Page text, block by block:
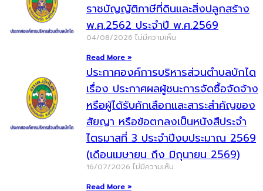
ราชบัญญัติภาษีที่ดินและสิ่งปลูกสร้าง
พ.ศ.2562 ประจำปี พ.ศ.2569
04/08/2026 ไม่มีความเห็น
Read More »
ประกาศองค์การบริหารส่วนตำบลบักได
เรื่อง ประกาศผลผู้ชนะการจัดซื้อจัดจ้าง
หรือผู้ได้รับคักเลือกและสาระสำคัญของ
สัยญา หรือข้อตกลงเป็นหนังสืประจำ
ไตรมาสที่ 3 ประจำปีงบประมาณ 2569
(เดือนเมษายน ถึง มิถุนายน 2569)
16/07/2026 ไม่มีความเห็น
Read More »